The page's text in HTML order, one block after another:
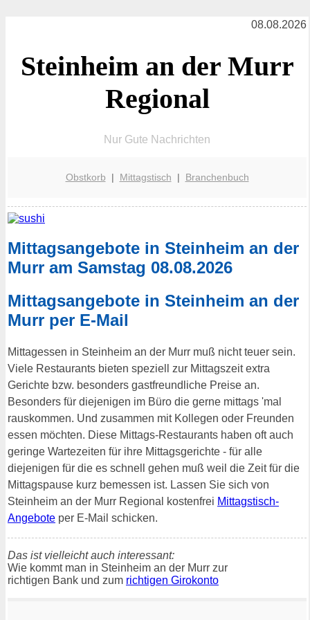
08.08.2026
Steinheim an der Murr
Regional
Nur Gute Nachrichten
Obstkorb | Mittagstisch | Branchenbuch
Mittagsangebote in Steinheim an der
Murr am Samstag 08.08.2026
Mittagsangebote in Steinheim an der
Murr per E-Mail
Mittagessen in Steinheim an der Murr muß nicht teuer sein.
Viele Restaurants bieten speziell zur Mittagszeit extra
Gerichte bzw. besonders gastfreundliche Preise an.
Besonders für diejenigen im Büro die gerne mittags 'mal
rauskommen. Und zusammen mit Kollegen oder Freunden
essen möchten. Diese Mittags-Restaurants haben oft auch
geringe Wartezeiten für ihre Mittagsgerichte - für alle
diejenigen für die es schnell gehen muß weil die Zeit für die
Mittagspause kurz bemessen ist. Lassen Sie sich von
Steinheim an der Murr Regional kostenfrei Mittagstisch-
Angebote per E-Mail schicken.
Das ist vielleicht auch interessant:
Wie kommt man in Steinheim an der Murr zur
richtigen Bank und zum richtigen Girokonto